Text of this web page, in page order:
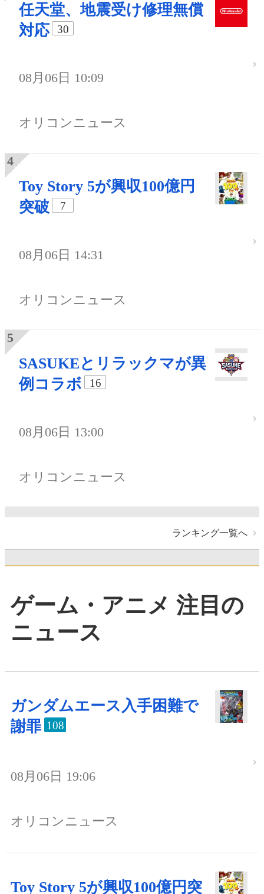
任天堂、地震受け修理無償
対応
30
08月06日 10:09
オリコンニュース
Toy Story 5が興収100億円
突破
7
08月06日 14:31
オリコンニュース
SASUKEとリラックマが異
例コラボ
16
08月06日 13:00
オリコンニュース
ランキング一覧へ
ゲーム・アニメ 注目の
ニュース
ガンダムエース入手困難で
謝罪 108
08月06日 19:06
オリコンニュース
Toy Story 5が興収100億円突